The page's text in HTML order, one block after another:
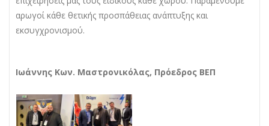
αρωγοί κάθε θετικής προσπάθειας ανάπτυξης και
εκσυγχρονισμού.
Ιωάννης Κων. Μαστρονικόλας, Πρόεδρος ΒΕΠ